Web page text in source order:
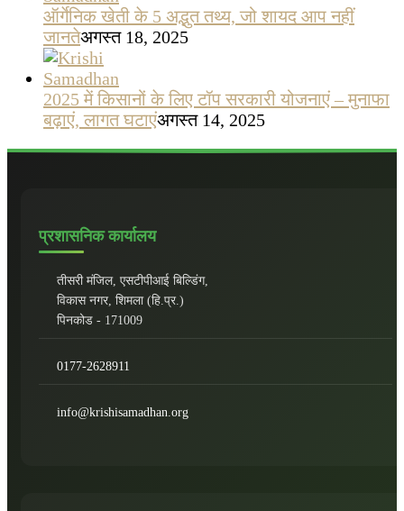
ऑर्गेनिक खेती के 5 अद्भुत तथ्य, जो शायद आप नहीं
जानतेअगस्त 18, 2025
2025 में किसानों के लिए टॉप सरकारी योजनाएं – मुनाफा
बढ़ाएं, लागत घटाएंअगस्त 14, 2025
प्रशासनिक कार्यालय
तीसरी मंजिल, एसटीपीआई बिल्डिंग,
विकास नगर, शिमला (हि.प्र.)
पिनकोड - 171009
0177-2628911
info@krishisamadhan.org